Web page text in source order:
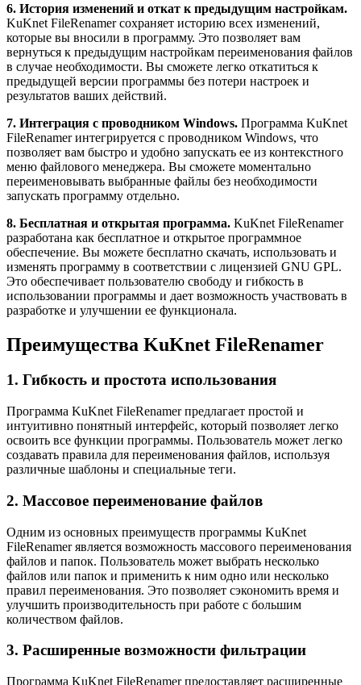
6. История изменений и откат к предыдущим настройкам.
KuKnet FileRenamer сохраняет историю всех изменений,
которые вы вносили в программу. Это позволяет вам
вернуться к предыдущим настройкам переименования файлов
в случае необходимости. Вы сможете легко откатиться к
предыдущей версии программы без потери настроек и
результатов ваших действий.
7. Интеграция с проводником Windows. Программа KuKnet
FileRenamer интегрируется с проводником Windows, что
позволяет вам быстро и удобно запускать ее из контекстного
меню файлового менеджера. Вы сможете моментально
переименовывать выбранные файлы без необходимости
запускать программу отдельно.
8. Бесплатная и открытая программа. KuKnet FileRenamer
разработана как бесплатное и открытое программное
обеспечение. Вы можете бесплатно скачать, использовать и
изменять программу в соответствии с лицензией GNU GPL.
Это обеспечивает пользователю свободу и гибкость в
использовании программы и дает возможность участвовать в
разработке и улучшении ее функционала.
Преимущества KuKnet FileRenamer
1. Гибкость и простота использования
Программа KuKnet FileRenamer предлагает простой и
интуитивно понятный интерфейс, который позволяет легко
освоить все функции программы. Пользователь может легко
создавать правила для переименования файлов, используя
различные шаблоны и специальные теги.
2. Массовое переименование файлов
Одним из основных преимуществ программы KuKnet
FileRenamer является возможность массового переименования
файлов и папок. Пользователь может выбрать несколько
файлов или папок и применить к ним одно или несколько
правил переименования. Это позволяет сэкономить время и
улучшить производительность при работе с большим
количеством файлов.
3. Расширенные возможности фильтрации
Программа KuKnet FileRenamer предоставляет расширенные